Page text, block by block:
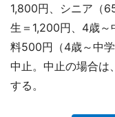
1,800円、シニア（
生＝1,200円、4歳
料500円（4歳～中
中止。中止の場合は
する。